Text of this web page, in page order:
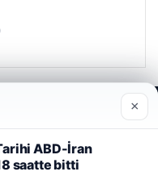
iyi anlayabilmek,
amacıyla çerezler
×
ABD-İran
saatte bitti